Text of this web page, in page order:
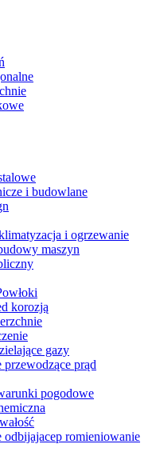
i budowlane
i ogrzewanie
maszyn
korozją
gazy
prąd
pogodowe
odbijajacep romieniowanie